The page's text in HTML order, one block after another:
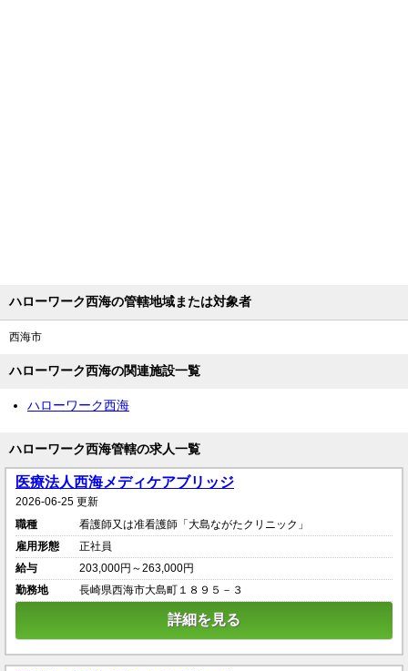
ハローワーク西海の管轄地域または対象者
西海市
ハローワーク西海の関連施設一覧
ハローワーク西海
ハローワーク西海管轄の求人一覧
医療法人西海メディケアブリッジ
2026-06-25 更新
職種
看護師又は准看護師「大島ながたクリニック」
雇用形態
正社員
給与
203,000円～263,000円
勤務地
長崎県西海市大島町１８９５－３
詳細を見る